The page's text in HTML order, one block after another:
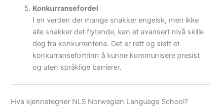
Konkurransefordel
I en verden der mange snakker engelsk, men ikke
alle snakker det flytende, kan et avansert nivå skille
deg fra konkurrentene. Det er rett og slett et
konkurransefortrinn å kunne kommunisere presist
og uten språklige barrierer.
Hva kjennetegner NLS Norwegian Language School?